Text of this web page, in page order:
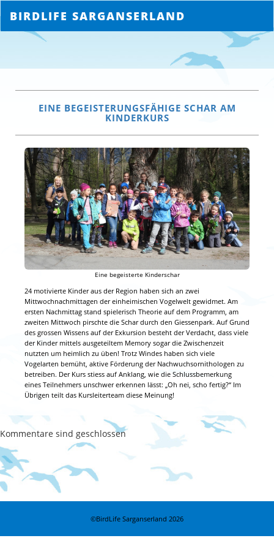
BIRDLIFE SARGANSERLAND
EINE BEGEISTERUNGSFÄHIGE SCHAR AM
KINDERKURS
Eine begeisterte Kinderschar
24 motivierte Kinder aus der Region haben sich an zwei
Mittwochnachmittagen der einheimischen Vogelwelt gewidmet. Am
ersten Nachmittag stand spielerisch Theorie auf dem Programm, am
zweiten Mittwoch pirschte die Schar durch den Giessenpark. Auf Grund
des grossen Wissens auf der Exkursion besteht der Verdacht, dass viele
der Kinder mittels ausgeteiltem Memory sogar die Zwischenzeit
nutzten um heimlich zu üben! Trotz Windes haben sich viele
Vogelarten bemüht, aktive Förderung der Nachwuchsornithologen zu
betreiben. Der Kurs stiess auf Anklang, wie die Schlussbemerkung
eines Teilnehmers unschwer erkennen lässt: „Oh nei, scho fertig?“ Im
Übrigen teilt das Kursleiterteam diese Meinung!
Kommentare sind geschlossen
©BirdLife Sarganserland 2026